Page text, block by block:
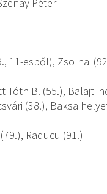
11-esből), Zsolnai
Tóth B. (55.), Balajti
(38.), Baksa
Raducu (91.)